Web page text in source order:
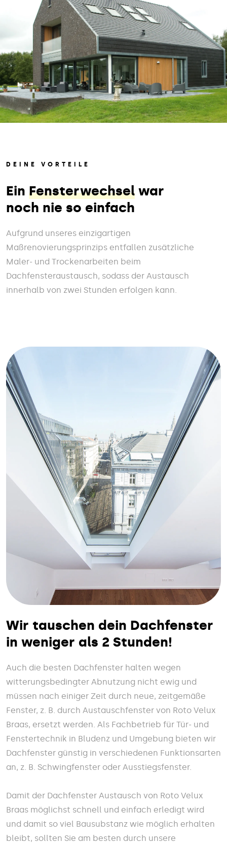
DEINE VORTEILE
Ein Fensterwechsel war
noch nie so einfach
Aufgrund unseres einzigartigen
Maßrenovierungsprinzips entfallen zusätzliche
Maler- und Trockenarbeiten beim
Dachfensteraustausch, sodass der Austausch
innerhalb von zwei Stunden erfolgen kann.
Wir tauschen dein Dachfenster
in weniger als 2 Stunden!
Auch die besten Dachfenster halten wegen
witterungsbedingter Abnutzung nicht ewig und
müssen nach einiger Zeit durch neue, zeitgemäße
Fenster, z. B. durch Austauschfenster von Roto Velux
Braas, ersetzt werden. Als Fachbetrieb für Tür- und
Fenstertechnik in Bludenz und Umgebung bieten wir
Dachfenster günstig in verschiedenen Funktionsarten
an, z. B. Schwingfenster oder Ausstiegsfenster.
Damit der Dachfenster Austausch von Roto Velux
Braas möglichst schnell und einfach erledigt wird
und damit so viel Bausubstanz wie möglich erhalten
bleibt, sollten Sie am besten durch unsere